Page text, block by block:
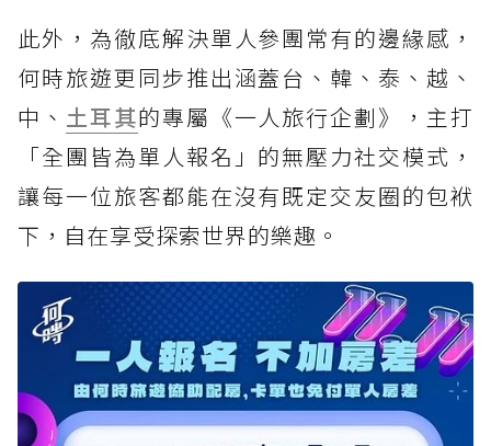
此外，為徹底解決單人參團常有的邊緣感，
何時旅遊更同步推出涵蓋台、韓、泰、越、
中、 土耳其的專屬《一人旅行企劃》，主打
「全團皆為單人報名」的無壓力社交模式，
讓每一位旅客都能在沒有既定交友圈的包袱
下，自在享受探索世界的樂趣。